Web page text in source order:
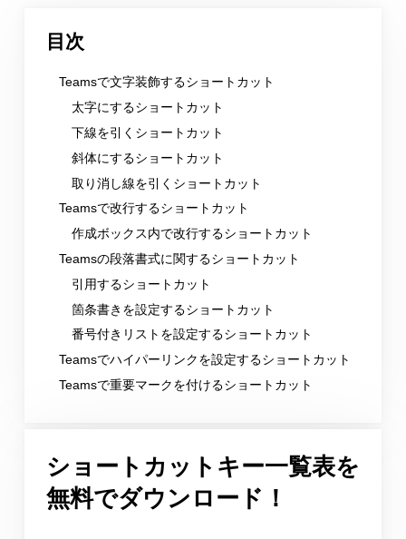
目次
Teamsで文字装飾するショートカット
太字にするショートカット
下線を引くショートカット
斜体にするショートカット
取り消し線を引くショートカット
Teamsで改行するショートカット
作成ボックス内で改行するショートカット
Teamsの段落書式に関するショートカット
引用するショートカット
箇条書きを設定するショートカット
番号付きリストを設定するショートカット
Teamsでハイパーリンクを設定するショートカット
Teamsで重要マークを付けるショートカット
ショートカットキー一覧表を
無料でダウンロード！